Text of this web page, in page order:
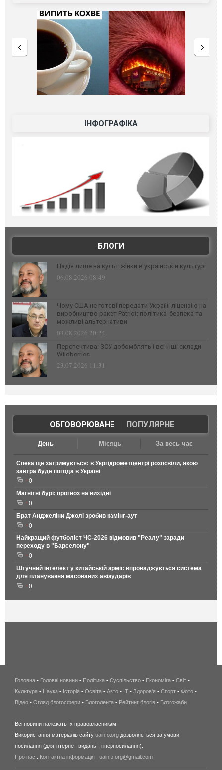
ІНФОГРАФІКА
БЛОГИ
Надія лише на культ жінки в українській культурі
06.08.2026 08:49
Чому США не готові передати Україні ліцензію на
виробництво ракет Patriot: політика, безпека та
можливі альтернативи
03.08.2026 20:24
Перспектива: ЗСУ добомблять і всі інші склади
Wildberries
23.07.2026 11:31
ОБГОВОРЮВАНЕ| ПОПУЛЯРНЕ
День Місяць За весь час
Спека ще затримується: в Укргідрометцентрі розповіли, якою
завтра буде погода в Україні
0
Магнітні бурі: прогноз на вихідні
0
Брат Анджеліни Джолі зробив камінг-аут
0
Найкращий футболіст ЧС-2026 відмовив "Реалу" заради
переходу в "Барселону"
0
Штучний інтелект у китайській армії: впроваджується система
для планування масованих авіаударів
0
беспроводной
интернет
киев
wimax
в
Головна • Головні новини • Політика • Суспільство • Економіка • Світ •
Культура • Наука • Історія • Освіта • Авто • IT • Здоров'я • Спорт • Фото •
Відео • Огляд блогосфери • Блоголента • Рейтинг блогів • Блогожаби
Всі новини належать їх правовласникам.
Використання матеріалів сайту uainfo.org дозволяється за умови
посилання (для інтернет-видань - гіперпосилання).
Про нас
Контактна інформація uainfo.org@gmail.com